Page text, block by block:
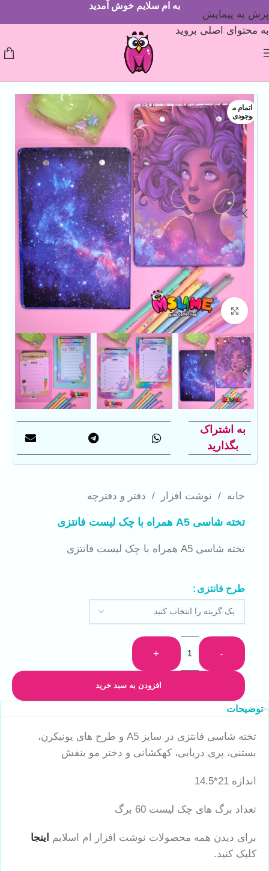
پرش به پیمایش
به محتوای اصلی بروید
به ام سلایم خوش آمدید
خانه / نوشت افزار / دفتر و دفترچه
تخته شاسی A5 همراه با چک لیست فانتزی
تخته شاسی A5 همراه با چک لیست فانتزی
طرح فانتزی
-
+
افزودن به سبد خرید
اتمام م
وجودی
بزرگنمایی تصویر
به اشتراک
بگذارید
توضیحات
تخته شاسی فانتزی در سایز A5 و طرح های یونیکرن،
بستنی، پری دریایی، کهکشانی و دختر مو بنفش
اندازه 21*14.5
تعداد برگ های چک لیست 60 برگ
برای دیدن همه محصولات نوشت افزار ام اسلایم
اینجا
کلیک کنید.